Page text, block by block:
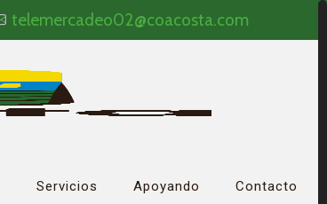
telemercadeo02@coacosta.com
Servicios Apoyando Contacto